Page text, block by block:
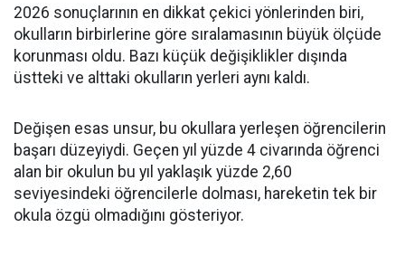
2026 sonuçlarının en dikkat çekici yönlerinden biri,
okulların birbirlerine göre sıralamasının büyük ölçüde
korunması oldu. Bazı küçük değişiklikler dışında
üstteki ve alttaki okulların yerleri aynı kaldı.
Değişen esas unsur, bu okullara yerleşen öğrencilerin
başarı düzeyiydi. Geçen yıl yüzde 4 civarında öğrenci
alan bir okulun bu yıl yaklaşık yüzde 2,60
seviyesindeki öğrencilerle dolması, hareketin tek bir
okula özgü olmadığını gösteriyor.